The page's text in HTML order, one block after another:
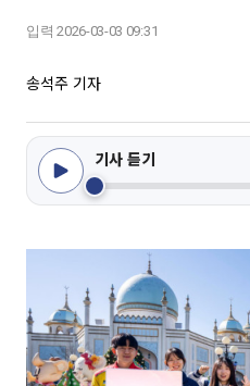
입력 2026-03-03 09:31
송석주 기자
기사 듣기